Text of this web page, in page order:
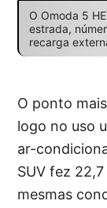
O Omoda 5
estrada,
recarga
O ponto
logo no uso
ar-
SUV fez
mesmas